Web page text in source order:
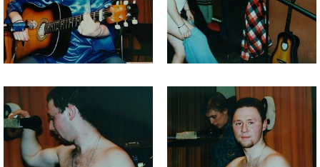
Файл
изображения
Файл
изображения